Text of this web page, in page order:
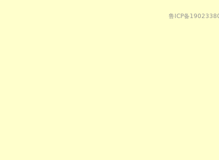
鲁ICP备